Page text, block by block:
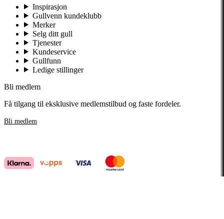
Inspirasjon
Gullvenn kundeklubb
Merker
Selg ditt gull
Tjenester
Kundeservice
Gullfunn
Ledige stillinger
Bli medlem
Få tilgang til eksklusive medlemstilbud og faste fordeler.
Bli medlem